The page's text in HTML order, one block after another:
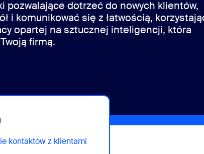
Bonsai
pozwalające dotrzeć do nowych klientów,
i komunikować się z łatwością,
opartej na sztucznej inteligencji, która
firmą.
kontaktów z klientami
kontaktów z klientami